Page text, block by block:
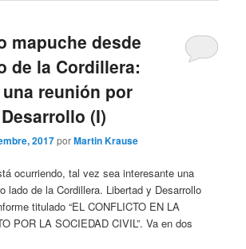
mapuche desde
de la Cordillera:
reunión por
(I)
2017porMartin Krause
ocurriendo, tal vez sea interesante una
lado de la Cordillera. Libertad y Desarrollo
titulado “EL CONFLICTO EN LA
POR LA SOCIEDAD CIVIL”. Va en dos